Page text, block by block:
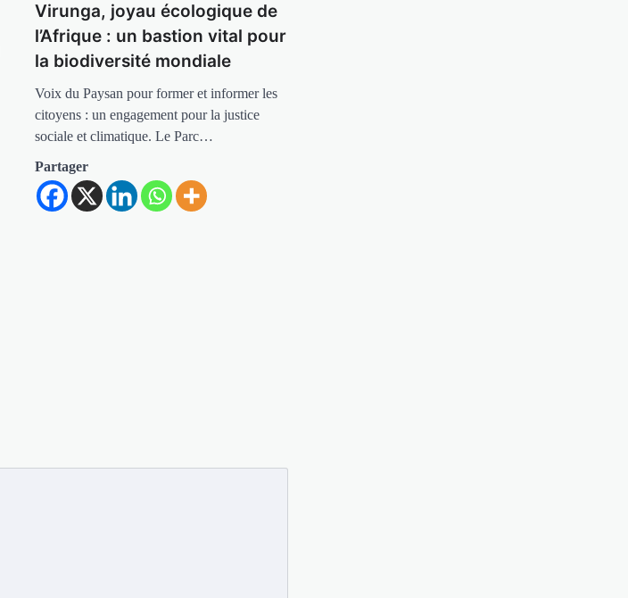
Virunga, joyau écologique de
l’Afrique : un bastion vital pour
la biodiversité mondiale
Voix du Paysan pour former et informer les
citoyens : un engagement pour la justice
sociale et climatique. Le Parc…
Partager